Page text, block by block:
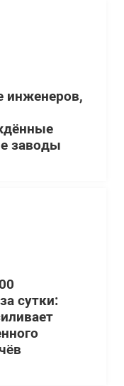
инженеров,
заводы
сутки: